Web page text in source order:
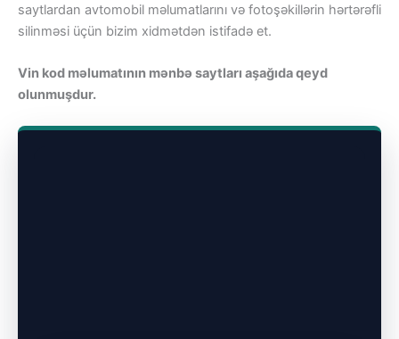
saytlardan avtomobil məlumatlarını və fotoşəkillərin hərtərəfli
silinməsi üçün bizim xidmətdən istifadə et.
Vin kod məlumatının mənbə saytları aşağıda qeyd
olunmuşdur.